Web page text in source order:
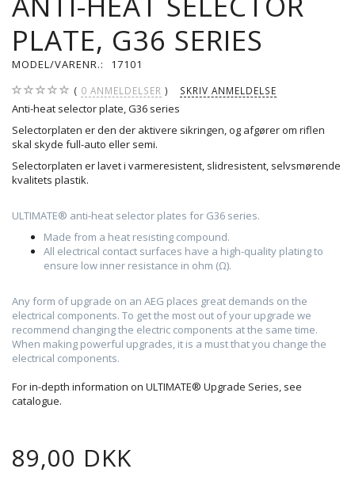
PLATE, G36 SERIES
MODEL/VARENR.: 17101
0 ANMELDELSER SKRIV ANMELDELSE
Anti-heat selector plate, G36 series
Selectorplaten er den der aktivere sikringen, og afgører om riflen
skal skyde full-auto eller semi.
Selectorplaten er lavet i varmeresistent, slidresistent, selvsmørende
kvalitets plastik.
ULTIMATE® anti-heat selector plates for G36 series.
Made from a heat resisting compound.
All electrical contact surfaces have a high-quality plating to
ensure low inner resistance in ohm (Ω).
Any form of upgrade on an AEG places great demands on the
electrical components. To get the most out of your upgrade we
recommend changing the electric components at the same time.
When making powerful upgrades, it is a must that you change the
electrical components.
For in-depth information on ULTIMATE® Upgrade Series, see
catalogue.
89,00 DKK